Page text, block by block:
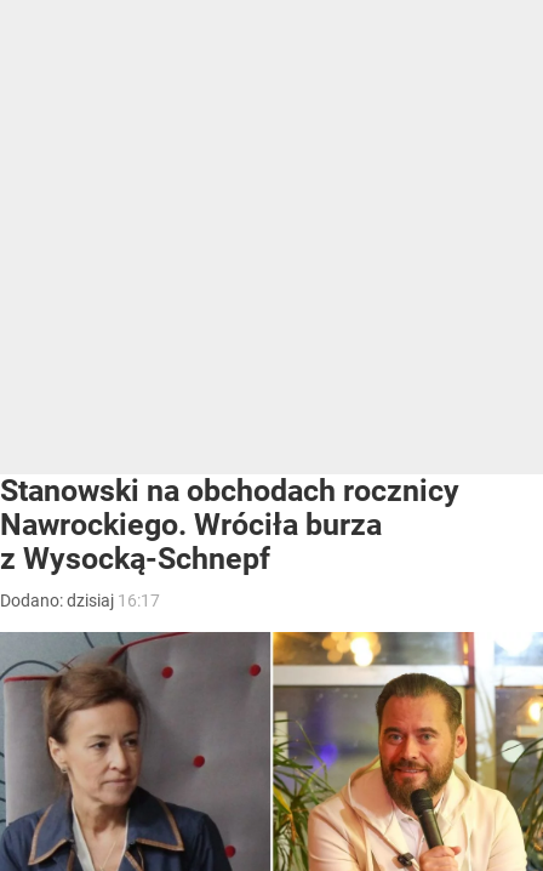
Stanowski na obchodach rocznicy
Nawrockiego. Wróciła burza
z Wysocką-Schnepf
Dodano:dzisiaj 16:17